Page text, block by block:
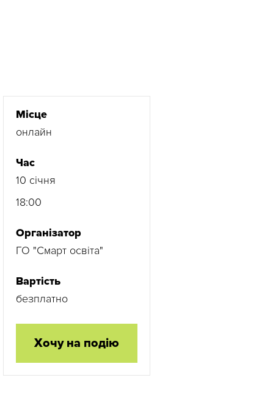
Місце
онлайн
Час
10 січня
18:00
Організатор
ГО "Смарт освіта"
Вартість
безплатно
Хочу на подію